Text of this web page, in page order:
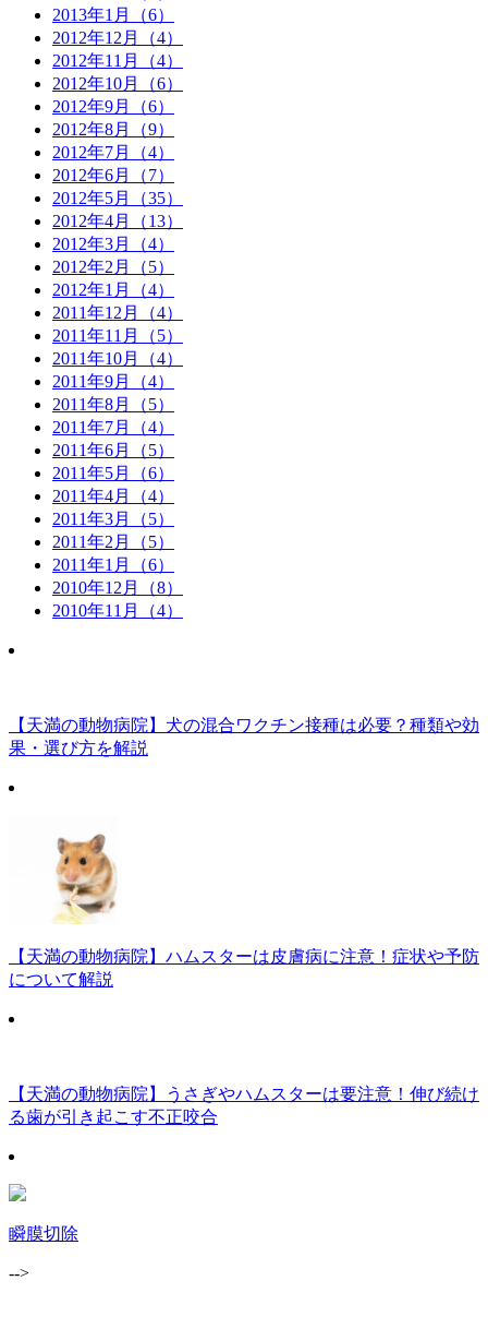
2013年1月（6）
2012年12月（4）
2012年11月（4）
2012年10月（6）
2012年9月（6）
2012年8月（9）
2012年7月（4）
2012年6月（7）
2012年5月（35）
2012年4月（13）
2012年3月（4）
2012年2月（5）
2012年1月（4）
2011年12月（4）
2011年11月（5）
2011年10月（4）
2011年9月（4）
2011年8月（5）
2011年7月（4）
2011年6月（5）
2011年5月（6）
2011年4月（4）
2011年3月（5）
2011年2月（5）
2011年1月（6）
2010年12月（8）
2010年11月（4）
【天満の動物病院】犬の混合ワクチン接種は必要？種類や効
果・選び方を解説
【天満の動物病院】ハムスターは皮膚病に注意！症状や予防
について解説
【天満の動物病院】うさぎやハムスターは要注意！伸び続け
る歯が引き起こす不正咬合
瞬膜切除
-->